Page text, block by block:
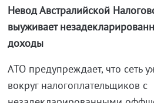
Невод Австралийской
выуживает
доходы
ATO предупреждает, что сеть
вокруг налогоплательщиков с